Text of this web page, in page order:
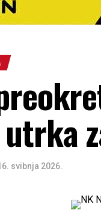
svibnja 2026.